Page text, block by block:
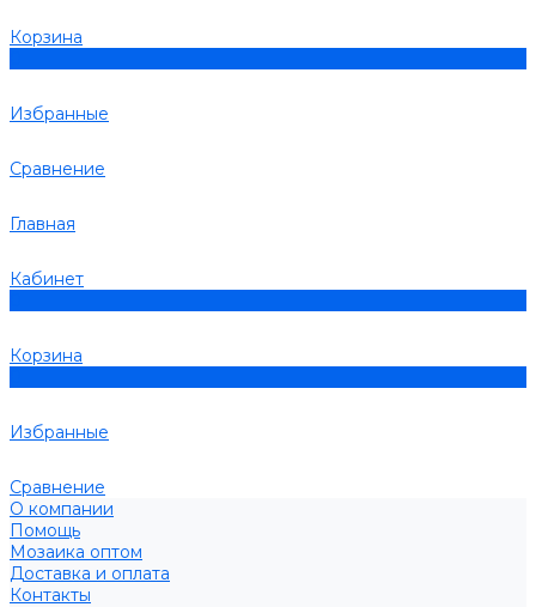
Корзина
Избранные
Сравнение
Главная
Кабинет
Корзина
Избранные
Сравнение
О компании
Помощь
Мозаика оптом
Доставка и оплата
Контакты